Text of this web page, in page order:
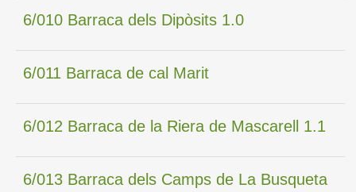
6/010 Barraca dels Dipòsits 1.0
6/011 Barraca de cal Marit
6/012 Barraca de la Riera de Mascarell 1.1
6/013 Barraca dels Camps de La Busqueta